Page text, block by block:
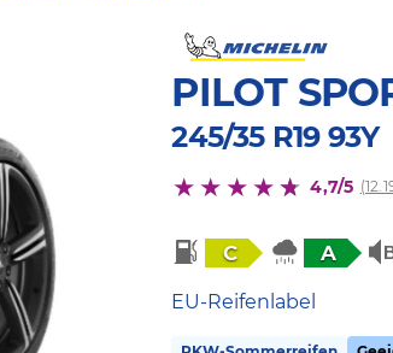
PILOT
245/35 R19 93Y
4,7/5
C A
EU-Reifenlabel